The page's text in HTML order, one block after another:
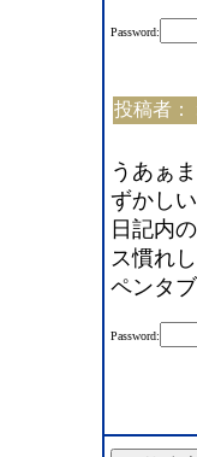
Password:
投稿者：
うあぁ
ずかし
日記内
ス慣れ
ペンタ
Password: